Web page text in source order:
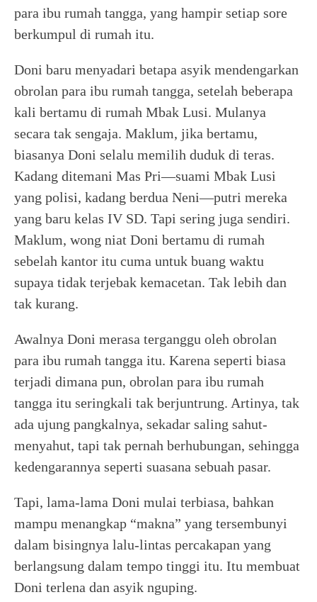
para ibu rumah tangga, yang hampir setiap sore
berkumpul di rumah itu.
Doni baru menyadari betapa asyik mendengarkan
obrolan para ibu rumah tangga, setelah beberapa
kali bertamu di rumah Mbak Lusi. Mulanya
secara tak sengaja. Maklum, jika bertamu,
biasanya Doni selalu memilih duduk di teras.
Kadang ditemani Mas Pri—suami Mbak Lusi
yang polisi, kadang berdua Neni—putri mereka
yang baru kelas IV SD. Tapi sering juga sendiri.
Maklum, wong niat Doni bertamu di rumah
sebelah kantor itu cuma untuk buang waktu
supaya tidak terjebak kemacetan. Tak lebih dan
tak kurang.
Awalnya Doni merasa terganggu oleh obrolan
para ibu rumah tangga itu. Karena seperti biasa
terjadi dimana pun, obrolan para ibu rumah
tangga itu seringkali tak berjuntrung. Artinya, tak
ada ujung pangkalnya, sekadar saling sahut-
menyahut, tapi tak pernah berhubungan, sehingga
kedengarannya seperti suasana sebuah pasar.
Tapi, lama-lama Doni mulai terbiasa, bahkan
mampu menangkap “makna” yang tersembunyi
dalam bisingnya lalu-lintas percakapan yang
berlangsung dalam tempo tinggi itu. Itu membuat
Doni terlena dan asyik nguping.